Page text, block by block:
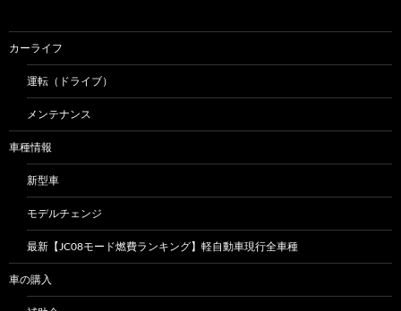
カーライフ
運転（ドライブ）
メンテナンス
車種情報
新型車
モデルチェンジ
最新【JC08モード燃費ランキング】軽自動車現行全車種
車の購入